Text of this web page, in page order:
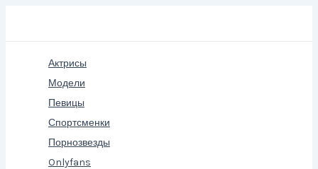
Актрисы
Модели
Певицы
Спортсменки
Порнозвезды
Onlyfans